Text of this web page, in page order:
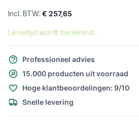
€ 257,65
Levertijd wordt berekend...
Professioneel advies
15.000 producten uit voorraad
Hoge klantbeoordelingen: 9/10
Snelle levering